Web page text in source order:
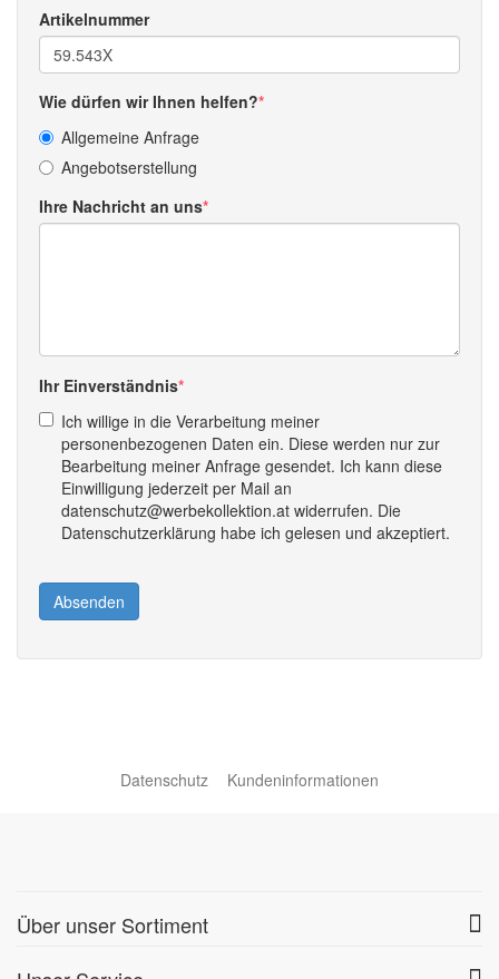
Artikelnummer
Wie dürfen wir Ihnen helfen?
Allgemeine Anfrage
Angebotserstellung
Ihre Nachricht an uns
Ihr Einverständnis
Ich willige in die Verarbeitung meiner
personenbezogenen Daten ein. Diese werden nur zur
Bearbeitung meiner Anfrage gesendet. Ich kann diese
Einwilligung jederzeit per Mail an
datenschutz@werbekollektion.at widerrufen. Die
Datenschutzerklärung habe ich gelesen und akzeptiert.
Absenden
Datenschutz Kundeninformationen
Über unser Sortiment